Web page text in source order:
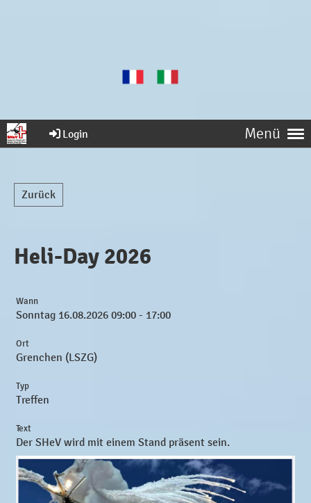
Menü
Login
Zurück
Heli-Day 2026
Wann
Sonntag 16.08.2026 09:00 - 17:00
Ort
Grenchen (LSZG)
Typ
Treffen
Text
Der SHeV wird mit einem Stand präsent sein.